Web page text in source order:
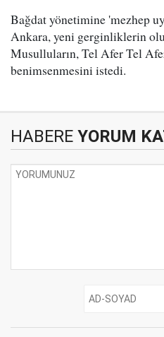
Bağdat yönetimine 'mezhep
Ankara, yeni gerginliklerin
Musulluların, Tel Afer Tel
benimsenmesini istedi.
HABERE YORUM